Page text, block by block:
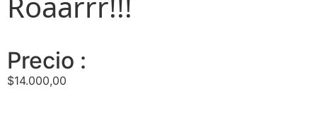
Precio :
$14.000,00